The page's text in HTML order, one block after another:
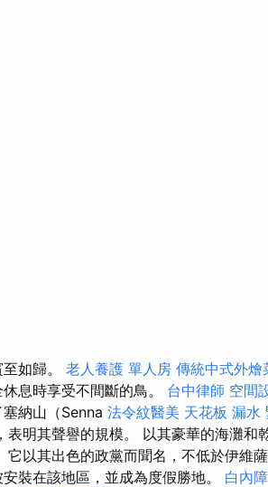
如歸。 老人養護 單人房 傳統中式外燴
息時享受不間斷的鳥。 台中律師 空間
納山（Senna 法令紋醫美 天花板 漏水
表明其聲譽的規模。 以其豪華的海灘
它以其出色的政黨而聞名，不低於伊維
裝在該地區，並成為度假勝地。 白內障